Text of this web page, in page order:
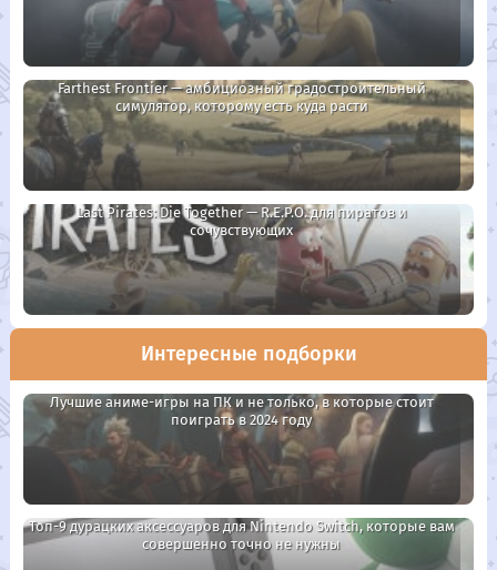
Farthest Frontier — амбициозный градостроительный
симулятор, которому есть куда расти
Last Pirates: Die Together — R.E.P.O. для пиратов и
сочувствующих
Интересные подборки
Лучшие аниме-игры на ПК и не только, в которые стоит
поиграть в 2024 году
Топ-9 дурацких аксессуаров для Nintendo Switch, которые вам
совершенно точно не нужны